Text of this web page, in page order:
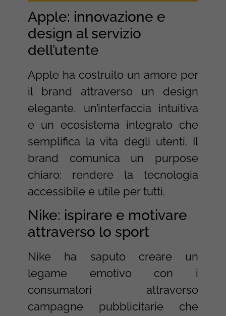
Apple: innovazione e
design al servizio
dell’utente
Apple ha costruito un amore per
il brand attraverso un design
elegante, un’interfaccia intuitiva
e un ecosistema integrato che
semplifica la vita degli utenti. Il
brand comunica un purpose
chiaro: rendere la tecnologia
accessibile e utile per tutti.
Nike: ispirare e motivare
attraverso lo sport
Nike ha saputo creare un
legame emotivo con i
consumatori attraverso
campagne pubblicitarie che